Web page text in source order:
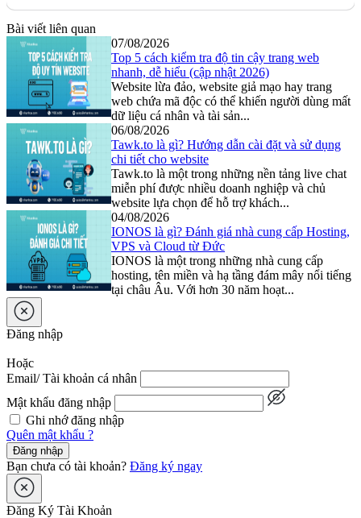
Bài viết liên quan
07/08/2026
Top 5 cách kiểm tra độ tin cậy trang web
nhanh, dễ hiểu (cập nhật 2026)
Website lừa đảo, website giả mạo hay trang
web chứa mã độc có thể khiến người dùng mất
dữ liệu cá nhân và tài sản...
06/08/2026
Tawk.to là gì? Hướng dẫn cài đặt và sử dụng
chi tiết cho website
Tawk.to là một trong những nền tảng live chat
miễn phí được nhiều doanh nghiệp và chủ
website lựa chọn để hỗ trợ khách...
04/08/2026
IONOS là gì? Đánh giá nhà cung cấp Hosting,
VPS và Cloud từ Đức
IONOS là một trong những nhà cung cấp
hosting, tên miền và hạ tầng đám mây nổi tiếng
tại châu Âu. Với hơn 30 năm hoạt...
Đăng nhập
Hoặc
Email/ Tài khoản cá nhân
Mật khẩu đăng nhập
Ghi nhớ đăng nhập
Quên mật khẩu ?
Đăng nhập
Bạn chưa có tài khoản? Đăng ký ngay
Đăng Ký Tài Khoản